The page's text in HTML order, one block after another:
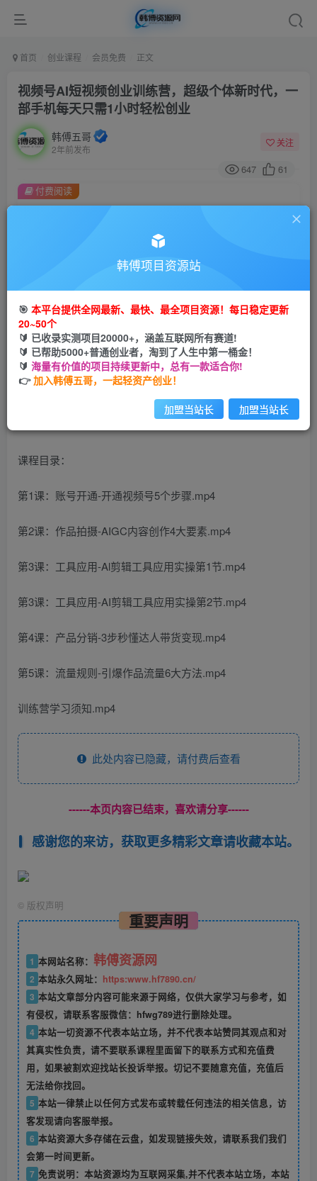
首页 创业课程 会员免费 正文
视频号AI短视频创业训练营，超级个体新时代，一
部手机每天只需1小时轻松创业
韩傅五哥
2年前发布
关注
647 61
金币9.9金币99
立即购买
您当前未登录！建议登陆后购买，可保存购买订单
付费阅读
课程目录：
第1课：账号开通-开通视频号5个步骤.mp4
第2课：作品拍摄-AIGC内容创作4大要素.mp4
第3课：工具应用-Al剪辑工具应用实操第1节.mp4
第3课：工具应用-AI剪辑工具应用实操第2节.mp4
第4课：产品分销-3步秒懂达人带货变现.mp4
第5课：流量规则-引爆作品流量6大方法.mp4
训练营学习须知.mp4
此处内容已隐藏，请付费后查看
------本页内容已结束，喜欢请分享------
感谢您的来访，获取更多精彩文章请收藏本站。
© 版权声明
重要声明
1 本网站名称： 韩傅资源网
2 本站永久网址： https:www.hf7890.cn/
3 本站文章部分内容可能来源于网络，仅供大家学习与参考，如
有侵权，请联系客服微信：hfwg789进行删除处理。
4 本站一切资源不代表本站立场，并不代表本站赞同其观点和对
其真实性负责，请不要联系课程里面留下的联系方式和充值费
用，如果被割欢迎找站长投诉举报。切记不要随意充值，充值后
无法给你找回。
5 本站一律禁止以任何方式发布或转载任何违法的相关信息，访
客发现请向客服举报。
6 本站资源大多存储在云盘，如发现链接失效，请联系我们我们
会第一时间更新。
7 免责说明：本站资源均为互联网采集,并不代表本站立场，本站
韩傅项目资源站
🎯 本平台提供全网最新、最快、最全项目资源！每日稳定更新
20~50个
🔰 已收录实测项目20000+，涵盖互联网所有赛道!
🔰 已帮助5000+普通创业者，淘到了人生中第一桶金！
🔰 海量有价值的项目持续更新中，总有一款适合你!
👉加入韩傅五哥，一起轻资产创业！
加盟当站长 加盟当站长